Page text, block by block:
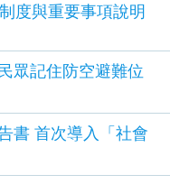
度與重要事項說明
眾記住防空避難位
書 首次導入「社會